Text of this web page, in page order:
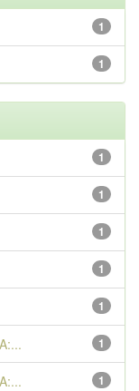
1
1
1
1
1
1
1
1
1